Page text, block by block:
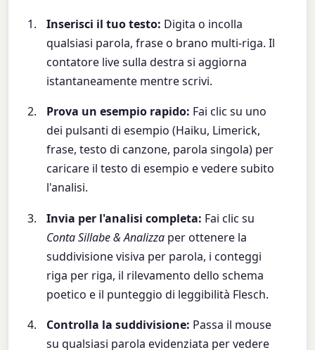
Inserisci il tuo testo: Digita o incolla
qualsiasi parola, frase o brano multi-riga. Il
contatore live sulla destra si aggiorna
istantaneamente mentre scrivi.
Prova un esempio rapido: Fai clic su uno
dei pulsanti di esempio (Haiku, Limerick,
frase, testo di canzone, parola singola) per
caricare il testo di esempio e vedere subito
l'analisi.
Invia per l'analisi completa: Fai clic su
Conta Sillabe & Analizza per ottenere la
suddivisione visiva per parola, i conteggi
riga per riga, il rilevamento dello schema
poetico e il punteggio di leggibilità Flesch.
Controlla la suddivisione: Passa il mouse
su qualsiasi parola evidenziata per vedere